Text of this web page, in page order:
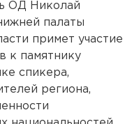
ОД Николай
палаты
примет участие
к памятнику
спикера,
региона,